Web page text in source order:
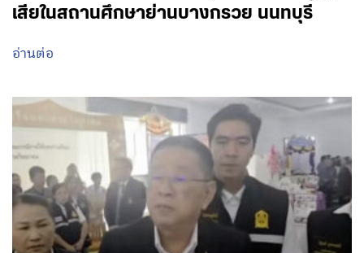
เสียในสถานศึกษาย่านบางกรวย นนทบุรี
อ่านต่อ